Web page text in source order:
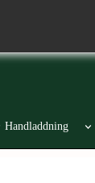
Handladdning